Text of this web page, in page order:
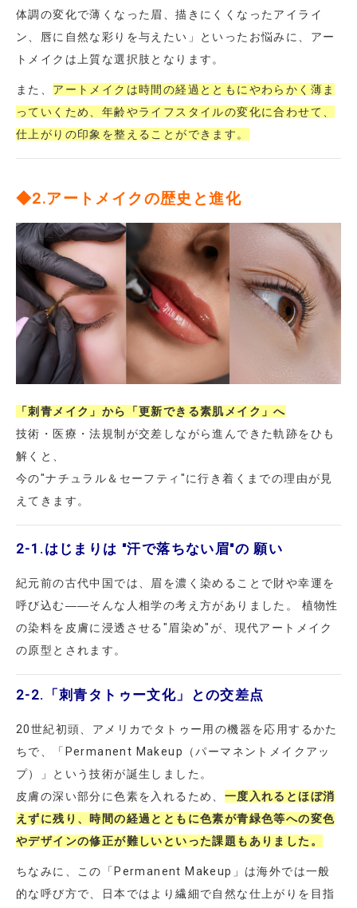
体調の変化で薄くなった眉、描きにくくなったアイライ
ン、唇に自然な彩りを与えたい」といったお悩みに、アー
トメイクは上質な選択肢となります。
また、 アートメイクは時間の経過とともにやわらかく薄ま
っていくため、年齢やライフスタイルの変化に合わせて、
仕上がりの印象を整えることができます。
◆2.アートメイクの歴史と進化
「刺青メイク」から「更新できる素肌メイク」へ
技術・医療・法規制が交差しながら進んできた軌跡をひも
解くと、
今の"ナチュラル＆セーフティ"に行き着くまでの理由が見
えてきます。
2-1. はじまりは "汗で落ちない眉"の 願い
紀元前の古代中国では、眉を濃く染めることで財や幸運を
呼び込む――そんな人相学の考え方がありました。 植物性
の染料を皮膚に浸透させる"眉染め"が、現代アートメイク
の原型とされます。
2-2. 「刺青タトゥー文化」との交差点
20世紀初頭、アメリカでタトゥー用の機器を応用するかた
ちで、「Permanent Makeup（パーマネントメイクアッ
プ）」という技術が誕生しました。
皮膚の深い部分に色素を入れるため、 一度入れるとほぼ消
えずに残り、時間の経過とともに色素が青緑色等への変色
やデザインの修正が難しいといった課題もありました。
ちなみに、この「Permanent Makeup」は海外では一般
的な呼び方で、日本ではより繊細で自然な仕上がりを目指